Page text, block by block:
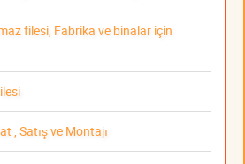
filesi, Fabrika ve binalar için
, Satış ve Montajı